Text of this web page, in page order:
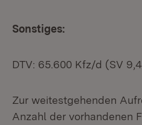
Sonstiges:
DTV: 65.600 Kfz/d (SV
Zur weitestgehenden
Anzahl der vorhandenen